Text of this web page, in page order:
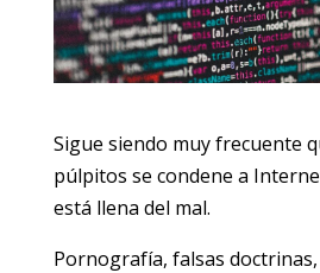
Sigue siendo muy frecuente
púlpitos se condene a
está llena del mal.
Pornografía, falsas